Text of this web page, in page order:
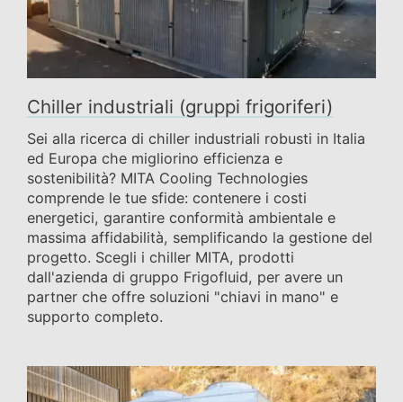
Chiller industriali (gruppi frigoriferi)
Sei alla ricerca di chiller industriali robusti in Italia
ed Europa che migliorino efficienza e
sostenibilità? MITA Cooling Technologies
comprende le tue sfide: contenere i costi
energetici, garantire conformità ambientale e
massima affidabilità, semplificando la gestione del
progetto. Scegli i chiller MITA, prodotti
dall'azienda di gruppo Frigofluid, per avere un
partner che offre soluzioni "chiavi in mano" e
supporto completo.